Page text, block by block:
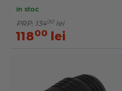
in stoc
PRP: 13400 lei
11800 lei